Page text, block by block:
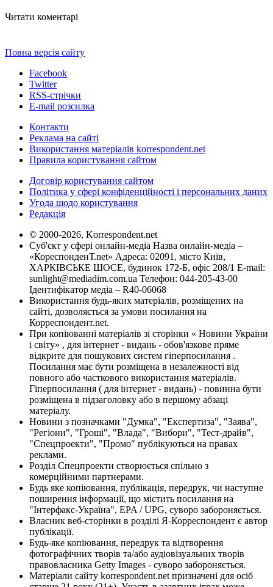
Читати коментарі
Повна версія сайту
Facebook
Twitter
RSS-стрічки
E-mail розсилка
Контакти
Реклама на сайті
Використання матеріалів korrespondent.net
Правила користування сайтом
Договір користування сайтом
Політика у сфері конфіденційності і персональних даних
Угода щодо користування
Редакція
© 2000-2026, Korrespondent.net
Суб'єкт у сфері онлайн-медіа Назва онлайн-медіа –
«КореспонденТ.net» Адреса: 02091, місто Київ,
ХАРКІВСЬКЕ ШОСЕ, будинок 172-Б, офіс 208/1 E-mail:
sunlight@mediadim.com.ua Телефон: 044-205-43-00
Ідентифікатор медіа – R40-06068
Використання будь-яких матеріалів, розміщених на
сайті, дозволяється за умови посилання на
Корреспондент.net.
При копіюванні матеріалів зі сторінки « Новини України
і світу» , для інтернет - видань - обов'язкове пряме
відкрите для пошукових систем гіперпосилання .
Посилання має бути розміщена в незалежності від
повного або часткового використання матеріалів.
Гіперпосилання ( для інтернет - видань) - повинна бути
розміщена в підзаголовку або в першому абзаці
матеріалу.
Новини з позначками "Думка", "Експертиза", "Заява",
"Регіони", "Гроші", "Влада", "Вибори", "Тест-драйв",
"Спецпроекти", "Промо" публікуються на правах
реклами.
Розділ Спецпроекти створюється спільно з
комерційними партнерами.
Будь яке копіювання, публікація, передрук, чи наступне
поширення інформації, що містить посилання на
"Інтерфакс-Україна", EPA / UPG, суворо забороняється.
Власник веб-сторінки в розділі Я-Корреспондент є автор
публікації.
Будь-яке копіювання, передрук та відтворення
фотографічних творів та/або аудіовізуальних творів
правовласника Getty Images - суворо забороняється.
Матеріали сайту korrespondent.net призначені для осіб